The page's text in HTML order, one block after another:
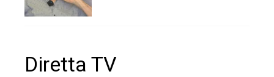
Diretta TV